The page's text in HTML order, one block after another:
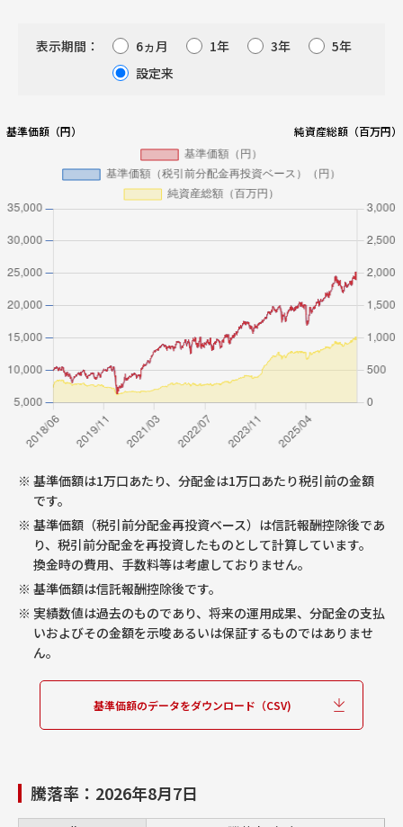
8,257
表示期間： 6ヵ月 1年 3年
5年
設定来
※ 基準価額は1万口あたり、分配金は1万口あたり税引前の金額
です。
※ 基準価額（税引前分配金再投資ベース）は信託報酬控除後であ
り、税引前分配金を再投資したものとして計算しています。
換金時の費用、手数料等は考慮しておりません。
※ 基準価額は信託報酬控除後です。
※ 実績数値は過去のものであり、将来の運用成果、分配金の支払
いおよびその金額を示唆あるいは保証するものではありませ
ん。
基準価額のデータをダウンロード（CSV)
騰落率： 2026年8月7日